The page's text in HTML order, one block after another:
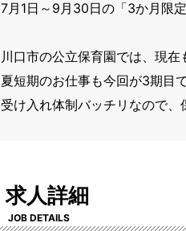
7月1日～9月30日の「3か月限
川口市の公立保育園では、現在
夏短期のお仕事も今回が3期目で
受け入れ体制バッチリなので
求人詳細
JOB DETAILS